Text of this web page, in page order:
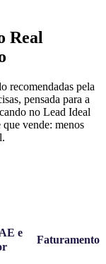
Real
recomendadas pela
pensada para a
no Lead Ideal
vende: menos
e
Faturamento